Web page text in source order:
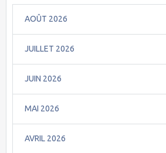
AOÛT 2026
JUILLET 2026
JUIN 2026
MAI 2026
AVRIL 2026